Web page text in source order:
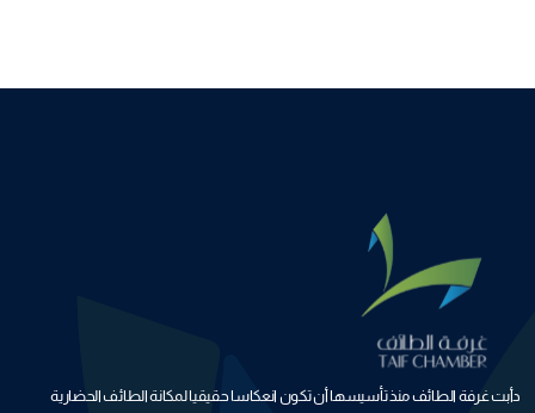
دأبت غرفة الطائف منذ تأسيسها أن تكون انعكاسا حقيقيا لمكانة الطائف الحضارية